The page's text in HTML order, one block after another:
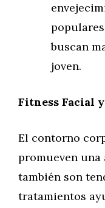
buscan
joven.
Fitness Facial
El contorno
promueven una
también son
tratamientos